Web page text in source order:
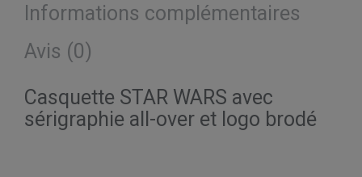
Informations complémentaires
Avis (0)
Casquette STAR WARS avec
sérigraphie all-over et logo brodé